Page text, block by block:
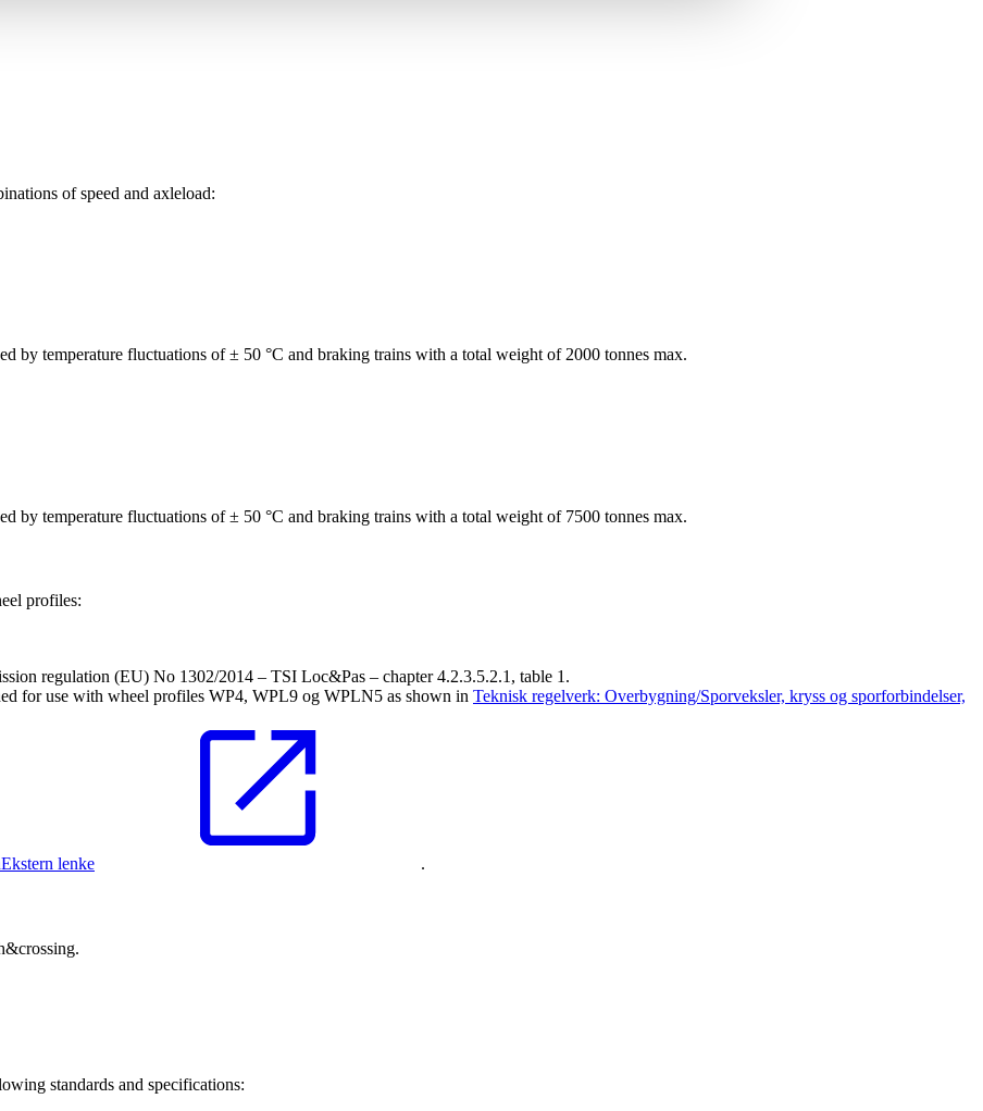
of speed and axleload:
by temperature fluctuations of ± 50 °C and braking trains with a total weight of 2000 tonnes max.
by temperature fluctuations of ± 50 °C and braking trains with a total weight of 7500 tonnes max.
profiles:
regulation (EU) No 1302/2014 – TSI Loc&Pas – chapter 4.2.3.5.2.1, table 1.
for use with wheel profiles WP4, WPL9 og WPLN5 as shown in Teknisk regelverk: Overbygning/Sporveksler, kryss og sporforbindelser,
Ekstern lenke .
standards and specifications: